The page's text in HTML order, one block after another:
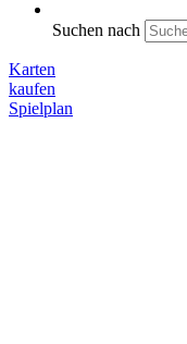
Suchen nach
Karten
kaufen
Spielplan